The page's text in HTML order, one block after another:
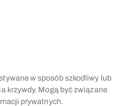
w sposób szkodliwy lub
krzywdy. Mogą być związane
prywatnych.